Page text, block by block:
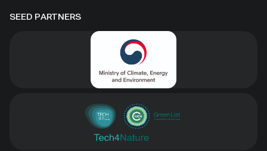
SEED PARTNERS